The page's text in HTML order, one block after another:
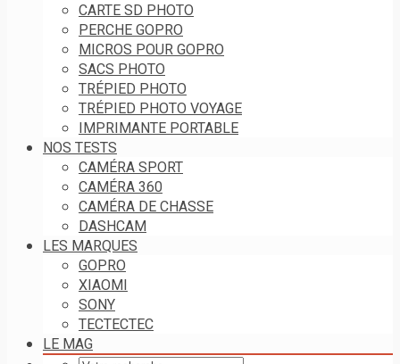
CARTE SD PHOTO
PERCHE GOPRO
MICROS POUR GOPRO
SACS PHOTO
TRÉPIED PHOTO
TRÉPIED PHOTO VOYAGE
IMPRIMANTE PORTABLE
NOS TESTS
CAMÉRA SPORT
CAMÉRA 360
CAMÉRA DE CHASSE
DASHCAM
LES MARQUES
GOPRO
XIAOMI
SONY
TECTECTEC
LE MAG